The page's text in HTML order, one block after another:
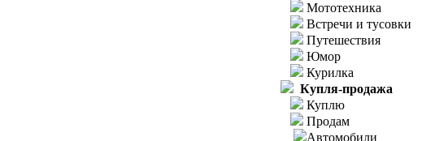
Мототехника
Встречи и тусовки
Путешествия
Юмор
Курилка
Купля-продажа
Куплю
Продам
Автомобили